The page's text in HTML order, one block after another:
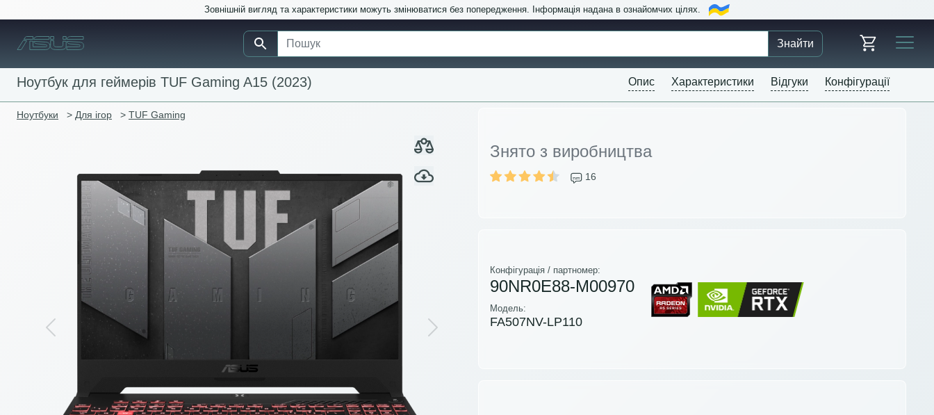
Зовнішній вигляд та характеристики можуть змінюватися без попередження. Інформація надана в ознайомчих цілях.
Знайти
Ноутбук для геймерів TUF Gaming A15 (2023) Опис Характеристики Відгуки Конфігурації
Ноутбуки > Для ігор > TUF Gaming
Previous Next
Знято з виробництва
16
Конфігурація / партномер:
90NR0E88-M00970
Модель:
FA507NV-LP110